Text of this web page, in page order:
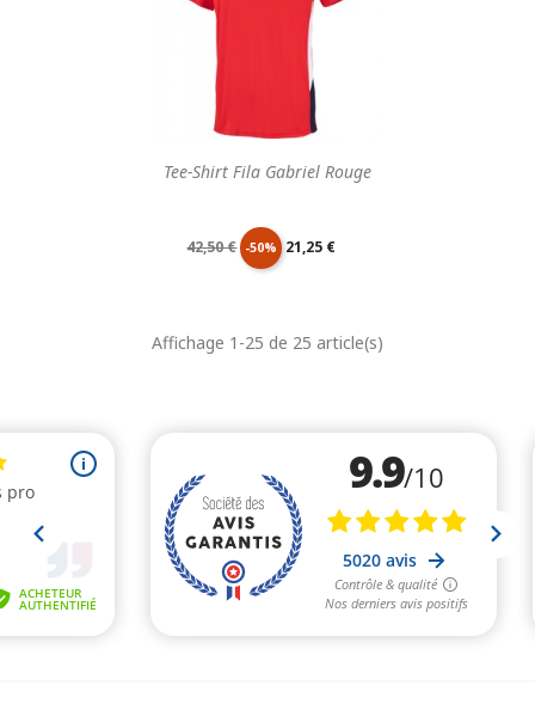
Tee-Shirt Fila Gabriel Rouge
Prix
base
42,50 € -50% Prix
21,25 €
Affichage 1-25 de 25 article(s)